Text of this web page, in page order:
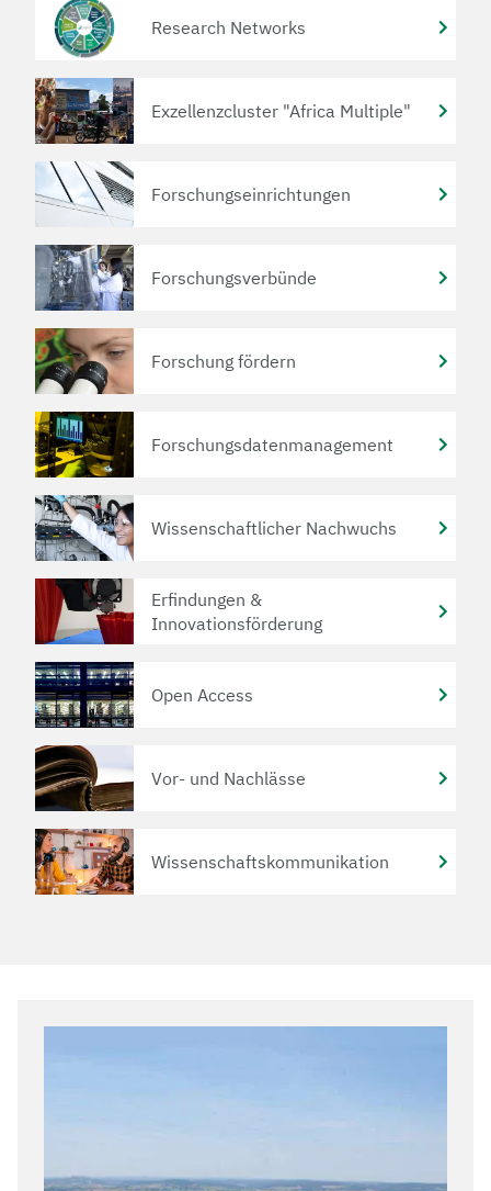
Research Networks
Exzellenzcluster "Africa Multiple"
Forschungseinrichtungen
Forschungsverbünde
Forschung fördern
Forschungsdatenmanagement
Wissenschaftlicher Nachwuchs
Erfindungen &
Innovationsförderung
Open Access
Vor- und Nachlässe
Wissenschaftskommunikation